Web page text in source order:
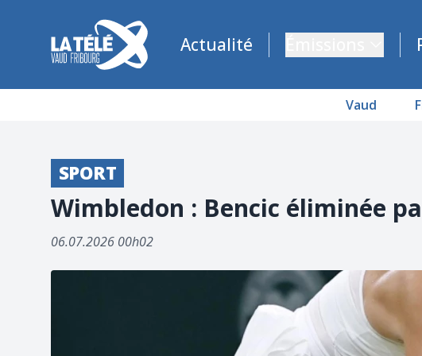
La Télé - Télévision régionale Vaud et Fribourg
Actualité
Vaud
SPORT
Wimbledon : Bencic éliminée
06.07.2026 00h02